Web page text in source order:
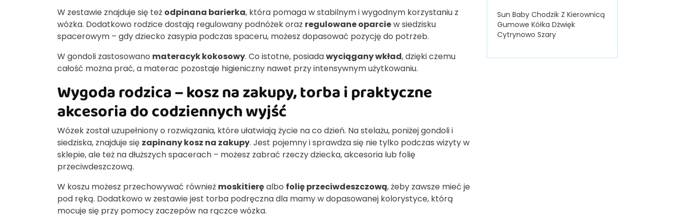
W zestawie znajduje się też odpinana barierka, która pomaga w stabilnym i wygodnym korzystaniu z
wózka. Dodatkowo rodzice dostają regulowany podnóżek oraz regulowane oparciew siedzisku
spacerowym – gdy dziecko zasypia podczas spaceru, możesz dopasować pozycję do potrzeb.
W gondoli zastosowano materacyk kokosowy. Co istotne, posiadawyciągany wkład, dzięki czemu
całość można prać, a materac pozostaje higieniczny nawet przy intensywnym użytkowaniu.
Wygoda rodzica – kosz na zakupy, torba i praktyczne
akcesoria do codziennych wyjść
Wózek został uzupełniony o rozwiązania, które ułatwiają życie na co dzień. Na stelażu, poniżej gondoli i
siedziska, znajduje się zapinany kosz na zakupy. Jest pojemny i sprawdza się nie tylko podczas wizyty w
sklepie, ale też na dłuższych spacerach – możesz zabrać rzeczy dziecka, akcesoria lub folię
przeciwdeszczową.
W koszu możesz przechowywać również moskitieręalbo folię przeciwdeszczową, żeby zawsze mieć je
pod ręką. Dodatkowo w zestawie jest torba podręczna dla mamy w dopasowanej kolorystyce, którą
mocuje się przy pomocy zaczepów na rączce wózka.
Sun Baby Chodzik Z Kierownicą
Gumowe Kółka Dżwięk
Cytrynowo Szary